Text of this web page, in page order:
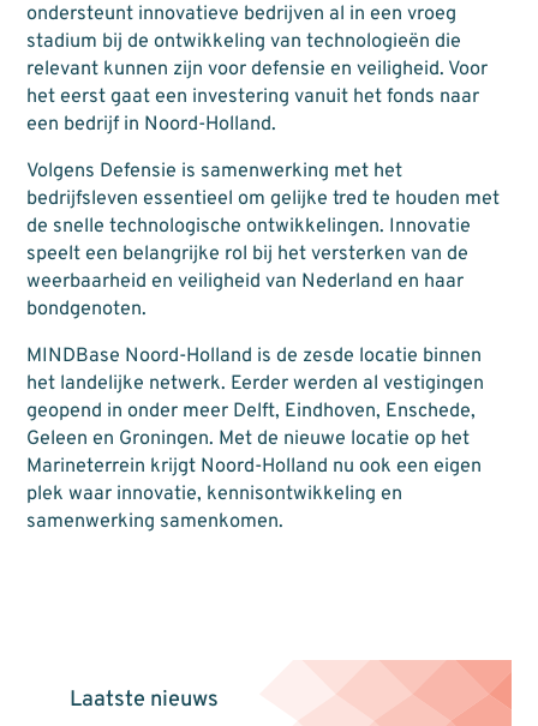
ondersteunt innovatieve bedrijven al in een vroeg
stadium bij de ontwikkeling van technologieën die
relevant kunnen zijn voor defensie en veiligheid. Voor
het eerst gaat een investering vanuit het fonds naar
een bedrijf in Noord-Holland.
Volgens Defensie is samenwerking met het
bedrijfsleven essentieel om gelijke tred te houden met
de snelle technologische ontwikkelingen. Innovatie
speelt een belangrijke rol bij het versterken van de
weerbaarheid en veiligheid van Nederland en haar
bondgenoten.
MINDBase Noord-Holland is de zesde locatie binnen
het landelijke netwerk. Eerder werden al vestigingen
geopend in onder meer Delft, Eindhoven, Enschede,
Geleen en Groningen. Met de nieuwe locatie op het
Marineterrein krijgt Noord-Holland nu ook een eigen
plek waar innovatie, kennisontwikkeling en
samenwerking samenkomen.
Laatste nieuws